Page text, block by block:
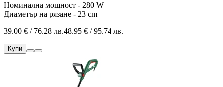
Номинална мощност - 280 W
Диаметър на рязане - 23 cm
39.00 € / 76.28 лв.48.95 € / 95.74 лв.
Купи